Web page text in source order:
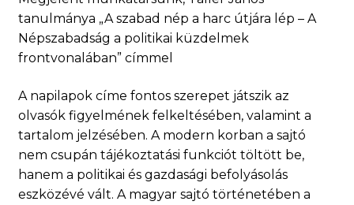
tanulmánya „A szabad nép a harc útjára lép – A
Népszabadság a politikai küzdelmek
frontvonalában” címmel
A napilapok címe fontos szerepet játszik az
olvasók figyelmének felkeltésében, valamint a
tartalom jelzésében. A modern korban a sajtó
nem csupán tájékoztatási funkciót töltött be,
hanem a politikai és gazdasági befolyásolás
eszközévé vált. A magyar sajtó történetében a